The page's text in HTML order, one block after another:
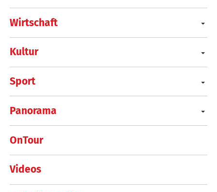
Wirtschaft
Kultur
Sport
Panorama
OnTour
Videos